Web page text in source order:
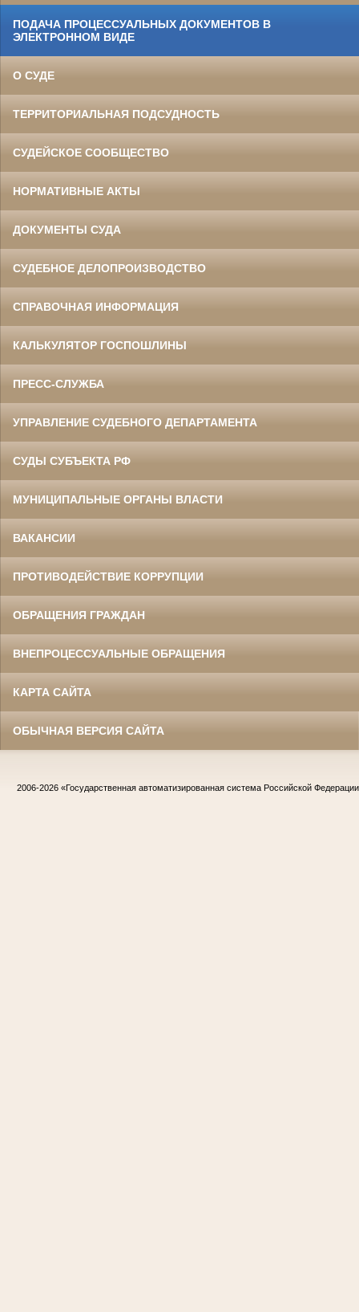
ПОДАЧА ПРОЦЕССУАЛЬНЫХ ДОКУМЕНТОВ В
ЭЛЕКТРОННОМ ВИДЕ
О СУДЕ
ТЕРРИТОРИАЛЬНАЯ ПОДСУДНОСТЬ
СУДЕЙСКОЕ СООБЩЕСТВО
НОРМАТИВНЫЕ АКТЫ
ДОКУМЕНТЫ СУДА
СУДЕБНОЕ ДЕЛОПРОИЗВОДСТВО
СПРАВОЧНАЯ ИНФОРМАЦИЯ
КАЛЬКУЛЯТОР ГОСПОШЛИНЫ
ПРЕСС-СЛУЖБА
УПРАВЛЕНИЕ СУДЕБНОГО ДЕПАРТАМЕНТА
СУДЫ СУБЪЕКТА РФ
МУНИЦИПАЛЬНЫЕ ОРГАНЫ ВЛАСТИ
ВАКАНСИИ
ПРОТИВОДЕЙСТВИЕ КОРРУПЦИИ
ОБРАЩЕНИЯ ГРАЖДАН
ВНЕПРОЦЕССУАЛЬНЫЕ ОБРАЩЕНИЯ
КАРТА САЙТА
ОБЫЧНАЯ ВЕРСИЯ САЙТА
2006-2026 «Государственная автоматизированная система Российской